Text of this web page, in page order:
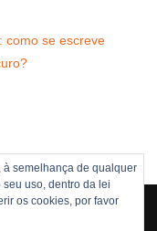
como se escreve
à semelhança de qualquer
uso, dentro da lei
os cookies, por favor
NUNES